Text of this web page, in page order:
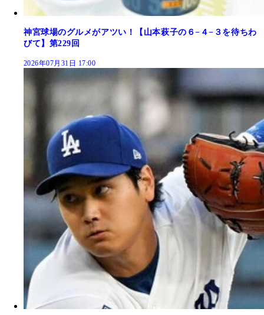
神宮球場のグルメがアツい！【山本萩子の６−４−３を待ちわ
びて】第229回
2026年07月31日 17:00